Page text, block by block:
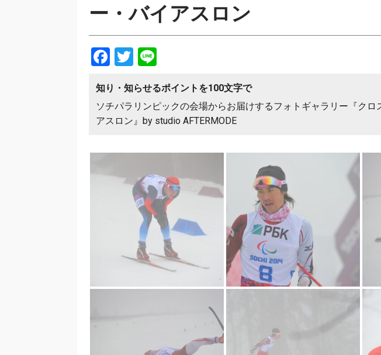
ー・バイアスロン
Facebook
Twitter
知り・知らせるポイントを100文字で
ソチパラリンピックの会場からお届けするフォトギャラリー『クロ
アスロン』by studio AFTERMODE